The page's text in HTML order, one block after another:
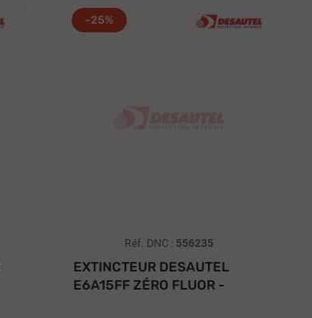
-25%
Réf. DNC : 556235
EXTINCTEUR DESAUTEL
E6A15FF ZÉRO FLUOR -